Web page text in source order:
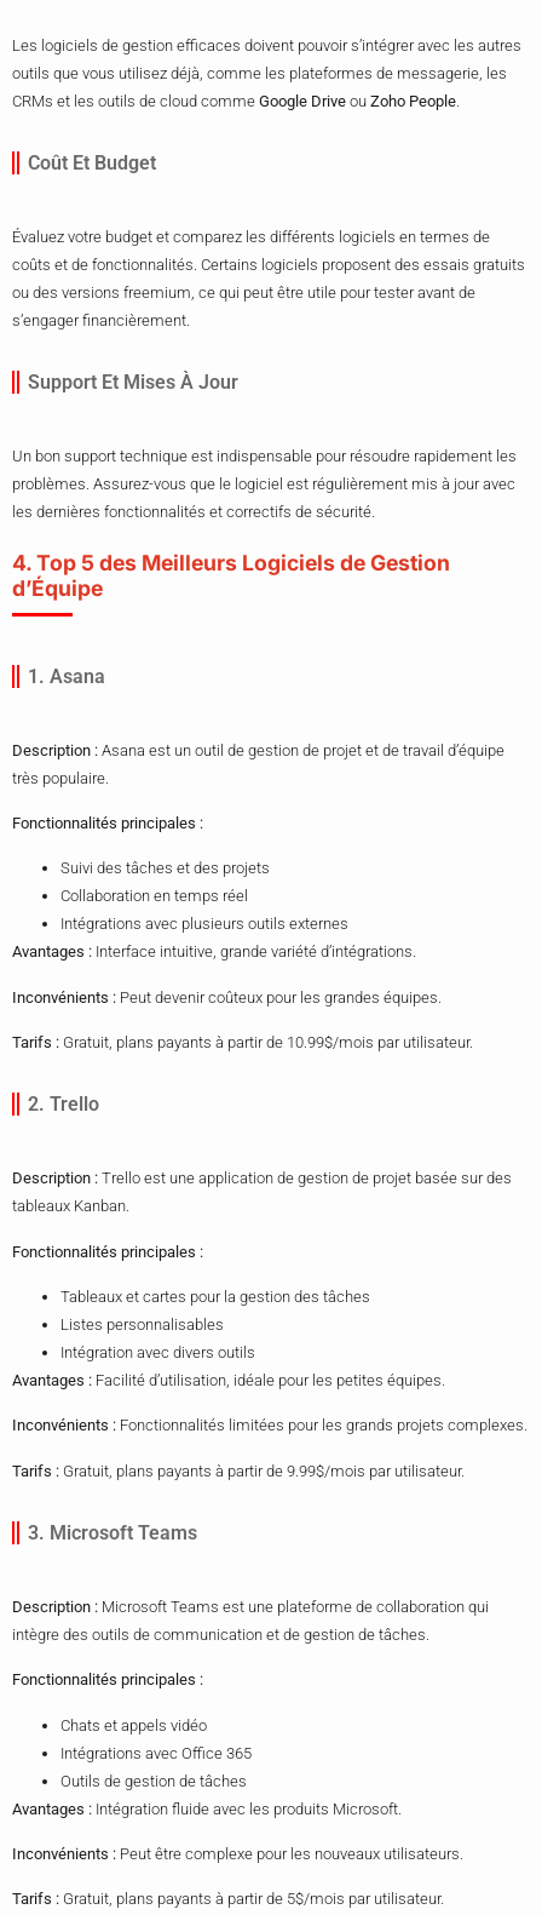
Les logiciels de gestion efficaces doivent pouvoir s’intégrer avec les autres
outils que vous utilisez déjà, comme les plateformes de messagerie, les
CRMs et les outils de cloud comme Google Drive ou Zoho People
Coût Et Budget
Évaluez votre budget et comparez les différents logiciels en termes de
coûts et de fonctionnalités. Certains logiciels proposent des essais gratuits
ou des versions freemium, ce qui peut être utile pour tester avant de
s’engager financièrement.
Support Et Mises À Jour
Un bon support technique est indispensable pour résoudre rapidement les
problèmes. Assurez-vous que le logiciel est régulièrement mis à jour avec
les dernières fonctionnalités et correctifs de sécurité.
4. Top 5 des Meilleurs Logiciels de Gestion
d’Équipe
1. Asana
Description : Asana est un outil de gestion de projet et de travail d’équipe
très populaire.
Fonctionnalités principales :
Suivi des tâches et des projets
Collaboration en temps réel
Intégrations avec plusieurs outils externes
Avantages : Interface intuitive, grande variété d’intégrations.
Inconvénients : Peut devenir coûteux pour les grandes équipes.
Tarifs : Gratuit, plans payants à partir de 10.99$/mois par utilisateur.
2. Trello
Description : Trello est une application de gestion de projet basée sur des
tableaux Kanban.
Fonctionnalités principales :
Tableaux et cartes pour la gestion des tâches
Listes personnalisables
Intégration avec divers outils
Avantages : Facilité d’utilisation, idéale pour les petites équipes.
Inconvénients : Fonctionnalités limitées pour les grands projets complexes.
Tarifs : Gratuit, plans payants à partir de 9.99$/mois par utilisateur.
3. Microsoft Teams
Description : Microsoft Teams est une plateforme de collaboration qui
intègre des outils de communication et de gestion de tâches.
Fonctionnalités principales :
Chats et appels vidéo
Intégrations avec Office 365
Outils de gestion de tâches
Avantages : Intégration fluide avec les produits Microsoft.
Inconvénients : Peut être complexe pour les nouveaux utilisateurs.
Tarifs : Gratuit, plans payants à partir de 5$/mois par utilisateur.